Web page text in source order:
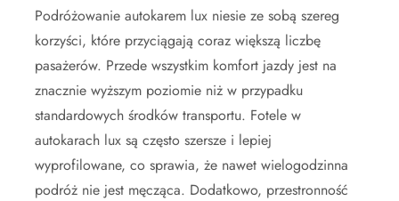
Podróżowanie autokarem lux niesie ze sobą szereg
korzyści, które przyciągają coraz większą liczbę
pasażerów. Przede wszystkim komfort jazdy jest na
znacznie wyższym poziomie niż w przypadku
standardowych środków transportu. Fotele w
autokarach lux są często szersze i lepiej
wyprofilowane, co sprawia, że nawet wielogodzinna
podróż nie jest męcząca. Dodatkowo, przestronność